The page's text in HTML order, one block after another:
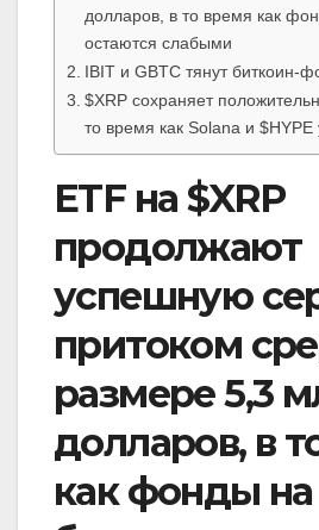
долларов, в то время как
остаются слабыми
IBIT и GBTC тянут биткоин-
$XRP сохраняет
то время как Solana и $HYPE
ETF на $XRP
продолжают
успешную
притоком
размере 5,3
долларов, в
как фонды на